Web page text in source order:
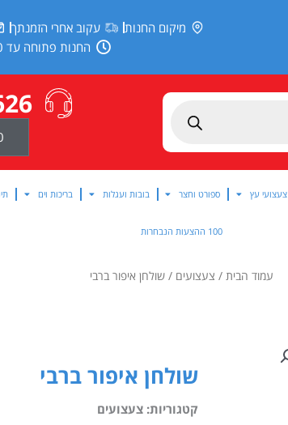
מיקום החנות עקוב אחרי הזמנתך
החנות פתוחה עד 20:00
צעצועי עץ ספורט וחצר בובות ועגלות בריכות וים
100 ההצעות הנבחרות
עמוד הבית / צעצועים / שולחן איפור ברבי
שולחן איפור ברבי
קטגוריות:צעצועים